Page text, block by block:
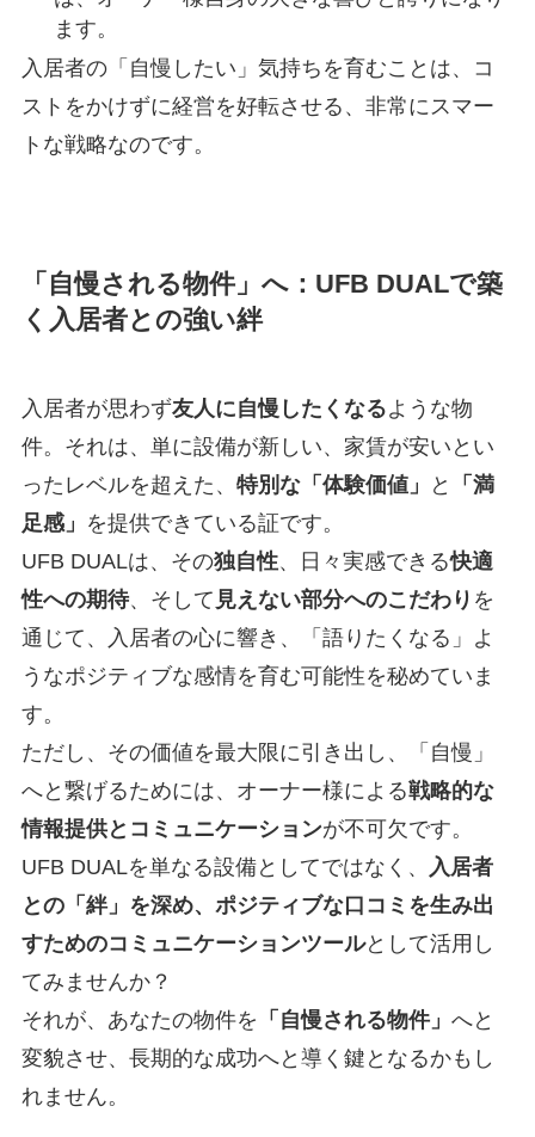
ます。
入居者の「自慢したい」気持ちを育むことは、コ
ストをかけずに経営を好転させる、非常にスマー
トな戦略なのです。
「自慢される物件」へ：UFB DUALで築
く入居者との強い絆
入居者が思わず友人に自慢したくなるような物
件。それは、単に設備が新しい、家賃が安いとい
ったレベルを超えた、 特別な「体験価値」 と
「満
足感」 を提供できている証です。
UFB DUALは、その独自性、日々実感できる快適
性への期待、そして 見えない部分へのこだわり を
通じて、入居者の心に響き、「語りたくなる」よ
うなポジティブな感情を育む可能性を秘めていま
す。
ただし、その価値を最大限に引き出し、「自慢」
へと繋げるためには、オーナー様による戦略的な
情報提供とコミュニケーションが不可欠です。
UFB DUALを単なる設備としてではなく、
入居者
との「絆」を深め、ポジティブな口コミを生み出
すためのコミュニケーションツールとして活用し
てみませんか？
それが、あなたの物件を 「自慢される物件」 へと
変貌させ、長期的な成功へと導く鍵となるかもし
れません。